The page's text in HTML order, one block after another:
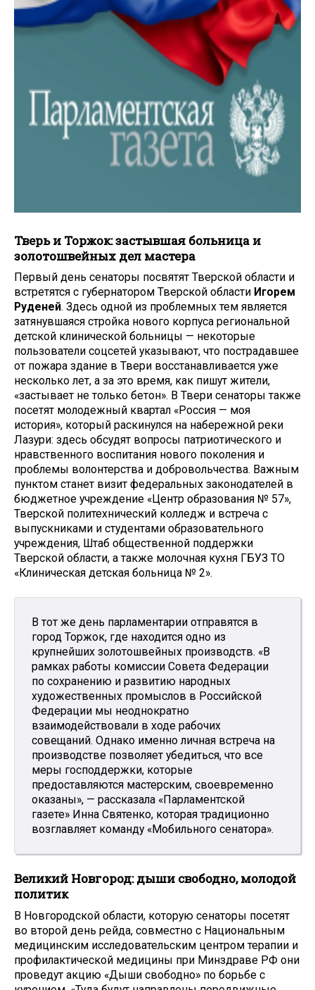
Тверь и Торжок: застывшая больница и
золотошвейных дел мастера
Первый день сенаторы посвятят Тверской области и
встретятся с губернатором Тверской области Игорем
Руденей. Здесь одной из проблемных тем является
затянувшаяся стройка нового корпуса региональной
детской клинической больницы — некоторые
пользователи соцсетей указывают, что пострадавшее
от пожара здание в Твери восстанавливается уже
несколько лет, а за это время, как пишут жители,
«застывает не только бетон». В Твери сенаторы также
посетят молодежный квартал «Россия — моя
история», который раскинулся на набережной реки
Лазури: здесь обсудят вопросы патриотического и
нравственного воспитания нового поколения и
проблемы волонтерства и добровольчества. Важным
пунктом станет визит федеральных законодателей в
бюджетное учреждение «Центр образования № 57»,
Тверской политехнический колледж и встреча с
выпускниками и студентами образовательного
учреждения, Штаб общественной поддержки
Тверской области, а также молочная кухня ГБУЗ ТО
«Клиническая детская больница № 2».
В тот же день парламентарии отправятся в
город Торжок, где находится одно из
крупнейших золотошвейных производств. «В
рамках работы комиссии Совета Федерации
по сохранению и развитию народных
художественных промыслов в Российской
Федерации мы неоднократно
взаимодействовали в ходе рабочих
совещаний. Однако именно личная встреча на
производстве позволяет убедиться, что все
меры господдержки, которые
предоставляются мастерским, своевременно
оказаны», — рассказала «Парламентской
газете» Инна Святенко, которая традиционно
возглавляет команду «Мобильного сенатора».
Великий Новгород: дыши свободно, молодой
политик
В Новгородской области, которую сенаторы посетят
во второй день рейда, совместно с Национальным
медицинским исследовательским центром терапии и
профилактической медицины при Минздраве РФ они
проведут акцию «Дыши свободно» по борьбе с